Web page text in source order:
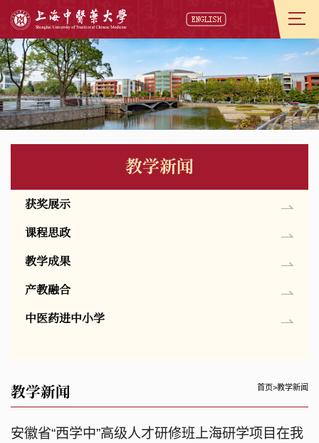
教学新闻
获奖展示
课程思政
教学成果
产教融合
中医药进中小学
教学新闻 首页>教学新闻
安徽省“西学中”高级人才研修班上海研学项目在我